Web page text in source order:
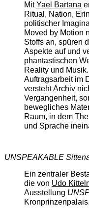
MitYael Bartana
Ritual, Nation,
politischer
Moved by Motion
Stoffs an, spüren
Aspekte auf und
phantastischen
Reality und Musik.
Auftragsarbeit im
versteht Archiv
Vergangenheit,
bewegliches
Raum, in dem
und Sprache
UNSPEAKABLE
Ein zentraler
die von Udo
Ausstellung